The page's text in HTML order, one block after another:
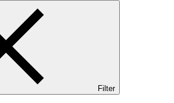
Filter